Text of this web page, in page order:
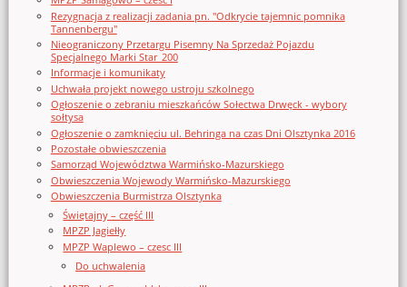
Rezygnacja z realizacji zadania pn. "Odkrycie tajemnic pomnika
Tannenbergu"
Nieograniczony Przetargu Pisemny Na Sprzedaż Pojazdu
Specjalnego Marki Star_200
Informacje i komunikaty
Uchwała projekt nowego ustroju szkolnego
Ogłoszenie o zebraniu mieszkańców Sołectwa Drwęck - wybory
sołtysa
Ogłoszenie o zamknięciu ul. Behringa na czas Dni Olsztynka 2016
Pozostałe obwieszczenia
Samorząd Województwa Warmińsko-Mazurskiego
Obwieszczenia Wojewody Warmińsko-Mazurskiego
Obwieszczenia Burmistrza Olsztynka
Świętajny – część III
MPZP Jagiełły
MPZP Waplewo – czesc III
Do uchwalenia